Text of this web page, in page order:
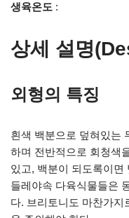
생육온도 :
상세 설명
외형의 특징
흰색 백분으로 덮혀있는
하며 전반적으로 회청색
있고, 백분이 되도록이면
들레야속 다육식물들은
다. 브리토니도 마찬가지